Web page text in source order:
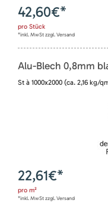
42,60€*
pro Stück
*inkl. MwSt zzgl. Versand
Alu-Blech 0,8mm
St à 1000x2000 (ca. 2,16 kg/
22,61€*
pro m²
*inkl. MwSt zzgl. Versand